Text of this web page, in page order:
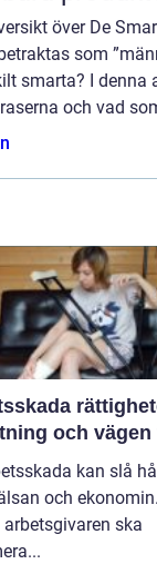
över De
som
smarta? I denna
och vad
rättigheter,
och vägen
kan slå
och
ska